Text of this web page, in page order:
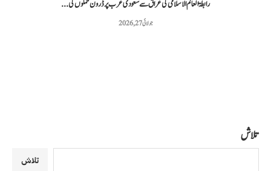
رابطۃ العالم الاسلامی کی عراق سے سعودی عرب پر ڈرون حملوں کی...
جولائی 27, 2026
تلاش
تلاش